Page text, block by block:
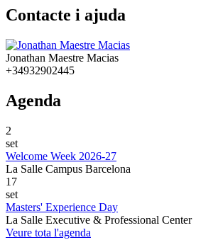
Contacte i ajuda
Jonathan Maestre Macias
+34932902445
Agenda
2
set
Welcome Week 2026-27
La Salle Campus Barcelona
17
set
Masters' Experience Day
La Salle Executive & Professional Center
Veure tota l'agenda